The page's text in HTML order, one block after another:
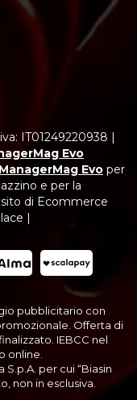
IT01249220938 |
Evo
ManagerMag Evo per
e per la
di Ecommerce
|
pubblicitario con
Offerta di
IEBCC nel
online.
per cui “Biasin
non in esclusiva.